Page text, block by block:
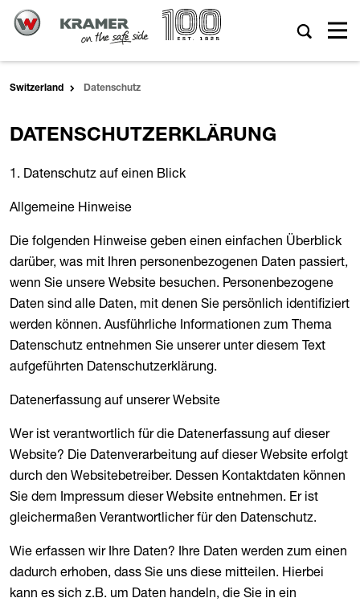
Switzerland Datenschutz
DATENSCHUTZERKLÄRUNG
1. Datenschutz auf einen Blick
Allgemeine Hinweise
Die folgenden Hinweise geben einen einfachen Überblick
darüber, was mit Ihren personenbezogenen Daten passiert,
wenn Sie unsere Website besuchen. Personenbezogene
Daten sind alle Daten, mit denen Sie persönlich identifiziert
werden können. Ausführliche Informationen zum Thema
Datenschutz entnehmen Sie unserer unter diesem Text
aufgeführten Datenschutzerklärung.
Datenerfassung auf unserer Website
Wer ist verantwortlich für die Datenerfassung auf dieser
Website? Die Datenverarbeitung auf dieser Website erfolgt
durch den Websitebetreiber. Dessen Kontaktdaten können
Sie dem Impressum dieser Website entnehmen. Er ist
gleichermaßen Verantwortlicher für den Datenschutz.
Wie erfassen wir Ihre Daten? Ihre Daten werden zum einen
dadurch erhoben, dass Sie uns diese mitteilen. Hierbei
kann es sich z.B. um Daten handeln, die Sie in ein